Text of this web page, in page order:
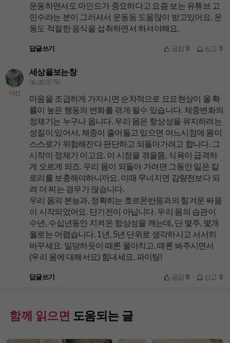
운동하면서도 마인드가 중요하다고 요즘 보는 유튜브 고
민수라는 분이 그러셔서 운동등 도움많이 받고있어요. 운
동도 적절한 음식을 섭취하면서 하셔야해요.
답글쓰기 공감0 신고 0
다신
세상을보는창
06.09 07:50
마음을 조급하게 가지시면 순차적으로 요요현상이 올 확
률이 높은 행동의 변화를 겪게 될수 있습니다. 체중변화의
정체기는 누구나 옵니다. 우리 몸은 항상성을 유지하려는
성질이 있어서, 체중이 줄어들고 있으면 어느시점에 몸이
스스로가 위험해진다 판단하고 되돌아가려고 합니다. 그
시작이 정체기 이고요. 이 시점을 겪을쯤, 식욕이 급격하
게 오르게 되죠. 우리 몸이 되돌아 가려면 그동안 잃은 칼
로리를 보충해야하니까요. 이때 무너지면 감량전보다 되
려 더 찌는 경우가 많습니다.
우리 몸의 본능과, 정확히는 호르몬반응과의 힘겨운 싸움
이 시작되었어요. 단기전이 아닙니다. 우리 몸의 습관이
수년, 수십년동안 지켜온 항상성을 깨는데, 단 몇주, 몇개
월로는 어렵습니다. 1년, 5년 단위로 생각하시고 서서히
바꾸세요. 밀당하듯이 때론 몰아치고, 때론 봐주시면서
(우리 몸에 대해서요) 힘내세요, 파이팅!
답글쓰기 공감0 신고 0
함께 읽으면 도움되는 글